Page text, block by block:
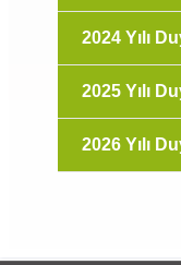
2024 Yılı
2025 Yılı
2026 Yılı